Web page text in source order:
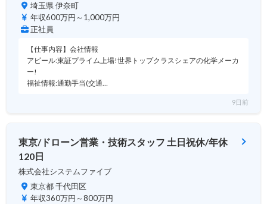
埼玉県 伊奈町
年収600万円～1,000万円
正社員
【仕事内容】会社情報
アピール:東証プライム上場!世界トップクラスシェアの化学メーカ
ー!
福祉情報:通勤手当(交通…
9日前
東京/ドローン営業・技術スタッフ 土日祝休/年休
120日
株式会社システムファイブ
東京都 千代田区
年収360万円～800万円